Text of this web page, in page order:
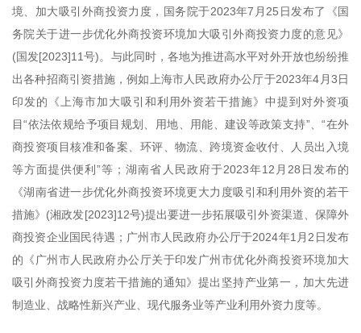
境、加大吸引外商投资力度，国务院于2023年7月25日发布了《国
务院关于进一步优化外商投资环境加大吸引外商投资力度的意见》
(国发[2023]11号)。与此同时，各地为推进高水平对外开放也纷纷推
出各种招商引资措施，例如上海市人民政府办公厅于2023年4月3日
印发的《上海市加大吸引和利用外资若干措施》中提到对外资项
目“依法依规给予项目规划、用地、用能、建设等政策支持”、“在外
商投资项目核准和备案、环评、物流、跨境资金收付、人员出入境
等方面提供便利”等；湖南省人民政府于2023年12月28日发布的
《湖南省进一步优化外商投资环境更大力度吸引和利用外资的若干
措施》(湘政发[2023]12号)提出要进一步拓展吸引外资渠道、保障外
商投资企业国民待遇；广州市人民政府办公厅于2024年1月2日发布
的《广州市人民政府办公厅关于印发广州市优化外商投资环境加大
吸引外商投资力度若干措施的通知》提出坚持产业第一，加大先进
制造业、战略性新兴产业、现代服务业等产业利用外资力度等。